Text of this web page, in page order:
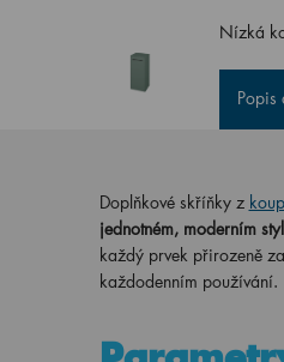
Nízká
Popis
Doplňkové skříňky z
jednotném, moderním
každý prvek přirozeně
každodenním používání.